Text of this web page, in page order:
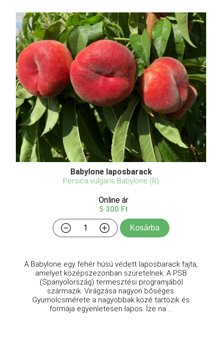
Babylone laposbarack
Persica vulgaris Babylone (R)
Online ár
5 300 Ft
Kosárba
A Babylone egy fehér húsú védett laposbarack fajta,
amelyet középszezonban szüretelnek. A PSB
(Spanyolország) termesztési programjából
származik. Virágzása nagyon bőséges.
Gyümölcsmérete a nagyobbak közé tartozik és
formája egyenletesen lapos. Íze na ...